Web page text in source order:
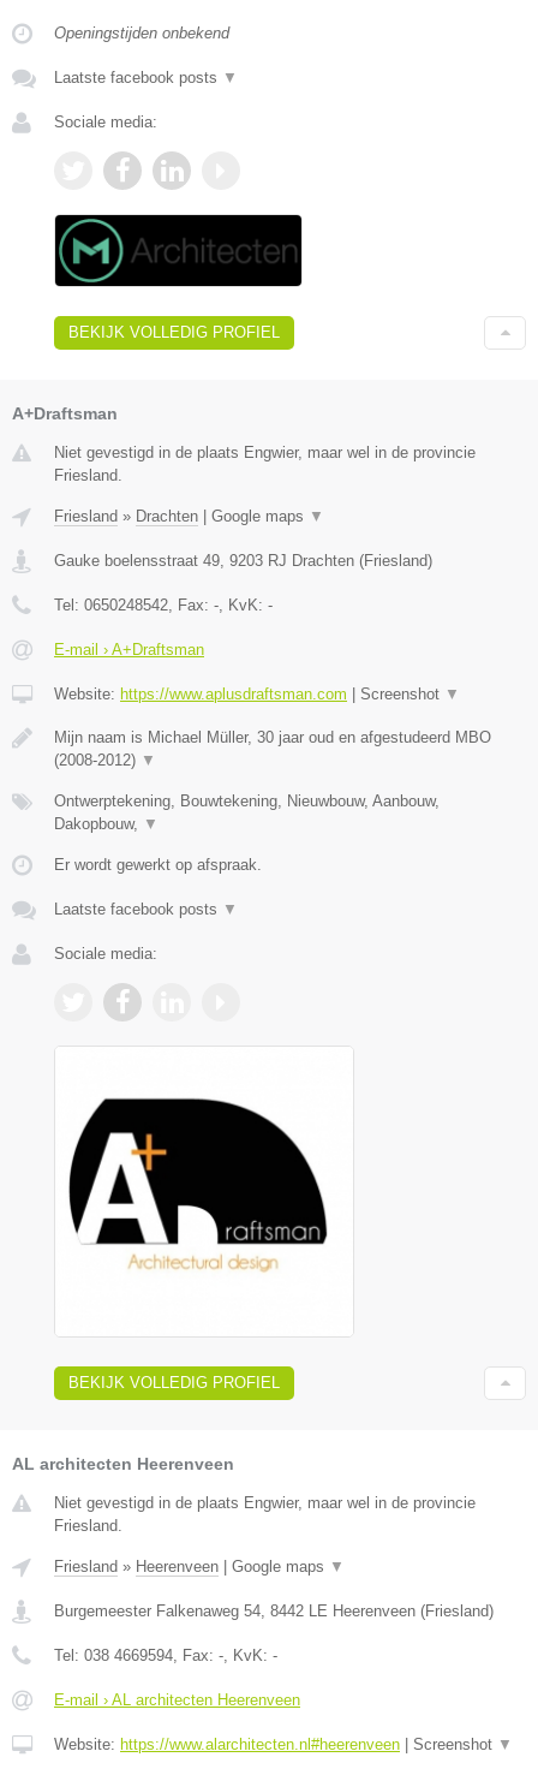
Openingstijden onbekend
Laatste facebook posts ▼
Sociale media:
BEKIJK VOLLEDIG PROFIEL
A+Draftsman
Niet gevestigd in de plaats Engwier, maar wel in de provincie
Friesland.
Friesland » Drachten Google maps ▼
Gauke boelensstraat 49, 9203 RJ Drachten (Friesland)
Tel: 0650248542, Fax: -, KvK: -
E-mail › A+Draftsman
Website: https://www.aplusdraftsman.com Screenshot ▼
Mijn naam is Michael Müller, 30 jaar oud en afgestudeerd MBO
(2008-2012) ▼
Ontwerptekening, Bouwtekening, Nieuwbouw, Aanbouw,
Dakopbouw, ▼
Er wordt gewerkt op afspraak.
Laatste facebook posts ▼
Sociale media:
BEKIJK VOLLEDIG PROFIEL
AL architecten Heerenveen
Niet gevestigd in de plaats Engwier, maar wel in de provincie
Friesland.
Friesland » Heerenveen Google maps ▼
Burgemeester Falkenaweg 54, 8442 LE Heerenveen (Friesland)
Tel: 038 4669594, Fax: -, KvK: -
E-mail › AL architecten Heerenveen
Website: https://www.alarchitecten.nl#heerenveen Screenshot ▼